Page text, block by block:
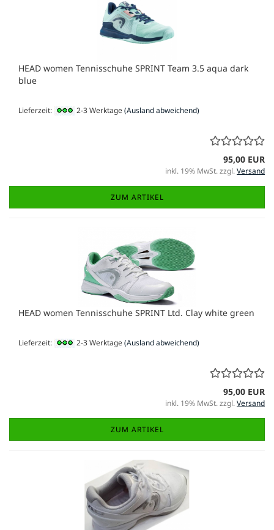
HEAD women Tennisschuhe SPRINT Team 3.5 aqua dark
blue
Lieferzeit: 2-3 Werktage(Ausland abweichend)
95,00 EUR
inkl. 19% MwSt. zzgl.Versand
ZUM ARTIKEL
HEAD women Tennisschuhe SPRINT Ltd. Clay white green
Lieferzeit: 2-3 Werktage(Ausland abweichend)
95,00 EUR
inkl. 19% MwSt. zzgl.Versand
ZUM ARTIKEL